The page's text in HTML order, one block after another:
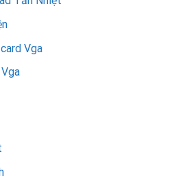
Rate this product
Vga